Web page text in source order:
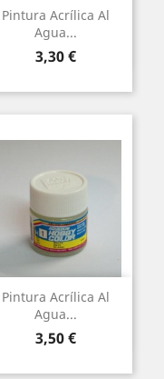
Pintura Acrílica Al
Agua...
Preu
3,30 €
Pintura Acrílica Al
Agua...
Preu
3,50 €